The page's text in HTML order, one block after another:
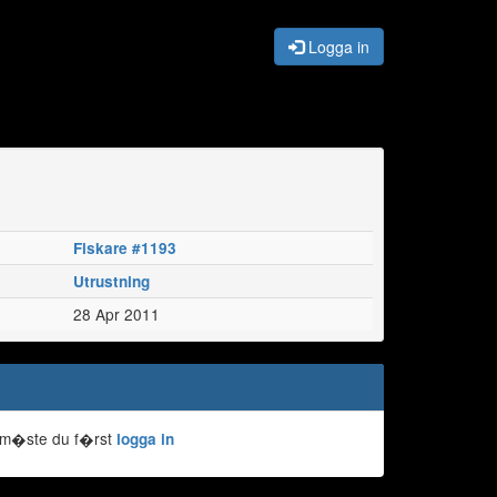
Logga in
Fiskare #1193
Utrustning
28 Apr 2011
du f�rst logga in